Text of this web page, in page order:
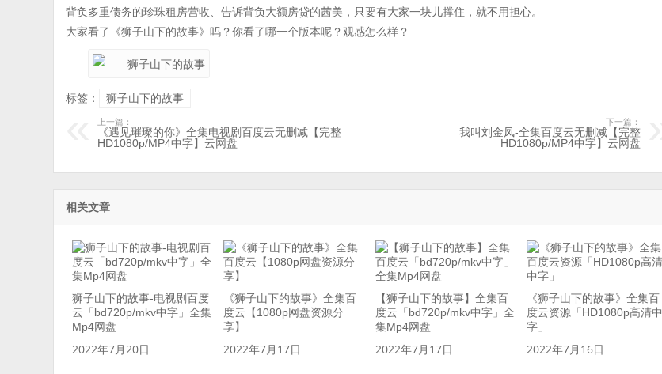
背负多重债务的珍珠租房营收、告诉背负大额房贷的茜美，只要有大家一块儿撑住，就不用担心。
大家看了《狮子山下的故事》吗？你看了哪一个版本呢？观感怎么样？
标签： 狮子山下的故事
上一篇：
《遇见璀璨的你》全集电视剧百度云无删减【完整
HD1080p/MP4中字】云网盘
下一篇：
我叫刘金凤-全集百度云无删减【完整
HD1080p/MP4中字】云网盘
相关文章
狮子山下的故事-电视剧百度
云「bd720p/mkv中字」全集
Mp4网盘
2022年7月20日
《狮子山下的故事》全集百
度云【1080p网盘资源分
享】
2022年7月17日
【狮子山下的故事】全集百
度云「bd720p/mkv中字」全
集Mp4网盘
2022年7月17日
《狮子山下的故事》全集百
度云资源「HD1080p高清中
字」
2022年7月16日